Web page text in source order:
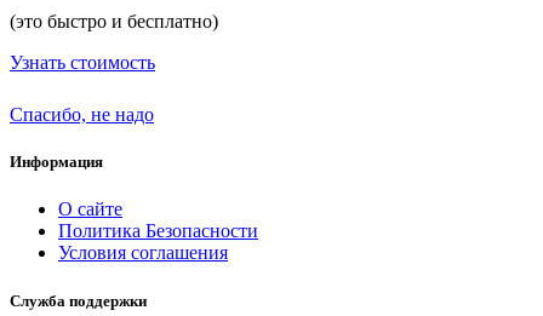
(это быстро и бесплатно)
Узнать стоимость
Спасибо, не надо
Информация
О сайте
Политика Безопасности
Условия соглашения
Служба поддержки